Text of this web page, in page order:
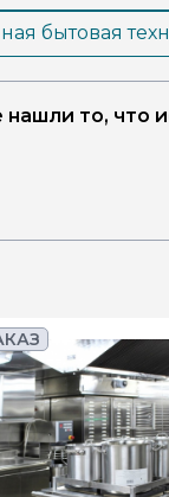
бытовая
нашли то, что